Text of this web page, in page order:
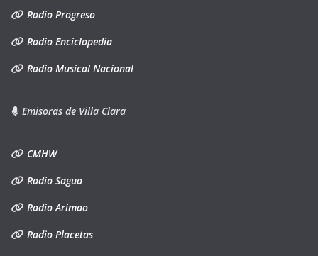
Radio Progreso
Radio Enciclopedia
Radio Musical Nacional
Emisoras de Villa Clara
CMHW
Radio Sagua
Radio Arimao
Radio Placetas